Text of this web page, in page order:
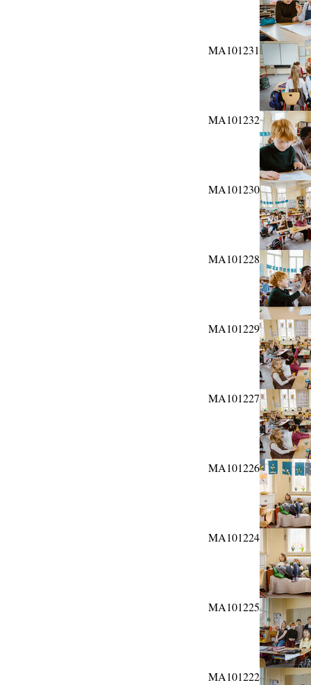
MA101231
MA101232
MA101230
MA101228
MA101229
MA101227
MA101226
MA101224
MA101225
MA101222